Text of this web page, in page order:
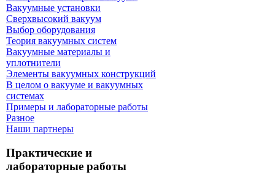
Вакуумные установки
Сверхвысокий вакуум
Выбор оборудования
Теория вакуумных систем
Вакуумные материалы и
уплотнители
Элементы вакуумных конструкций
В целом о вакууме и вакуумных
системах
Примеры и лабораторные работы
Разное
Наши партнеры
Практические и
лабораторные работы